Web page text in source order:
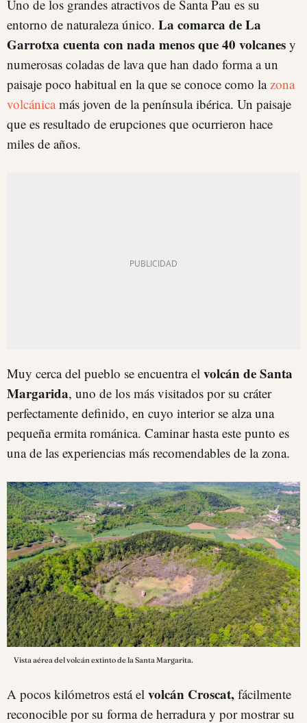
Uno de los grandes atractivos de Santa Pau es su
entorno de naturaleza único. La comarca de La
Garrotxa cuenta con nada menos que 40 volcanes y
numerosas coladas de lava que han dado forma a un
paisaje poco habitual en la que se conoce como lazona
volcánicamás joven de la península ibérica. Un paisaje
que es resultado de erupciones que ocurrieron hace
miles de años.
Muy cerca del pueblo se encuentra el volcán de Santa
Margarida, uno de los más visitados por su cráter
perfectamente definido, en cuyo interior se alza una
pequeña ermita románica. Caminar hasta este punto es
una de las experiencias más recomendables de la zona.
Vista aérea del volcán extinto de la Santa Margarita.
A pocos kilómetros está el volcán Croscat, fácilmente
reconocible por su forma de herradura y por mostrar su